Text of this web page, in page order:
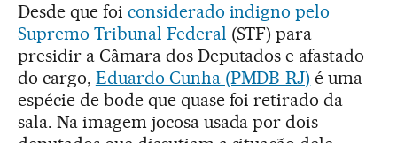
Desde que foi considerado indigno pelo
Supremo Tribunal Federal (STF) para
presidir a Câmara dos Deputados e afastado
do cargo, Eduardo Cunha (PMDB-RJ) é uma
espécie de bode que quase foi retirado da
sala. Na imagem jocosa usada por dois